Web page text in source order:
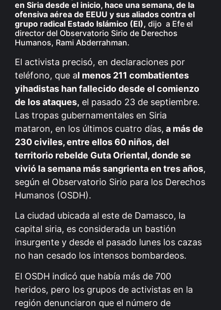
en Siria desde el inicio, hace una semana, de la
ofensiva aérea de EEUU y sus aliados contra el
grupo radical Estado Islámico (EI), dijo a Efe el
director del Observatorio Sirio de Derechos
Humanos, Rami Abderrahman.
El activista precisó, en declaraciones por
teléfono, que al menos 211 combatientes
yihadistas han fallecido desde el comienzo
de los ataques, el pasado 23 de septiembre.
Las tropas gubernamentales en Siria
mataron, en los últimos cuatro días, a más de
230 civiles, entre ellos 60 niños, del
territorio rebelde Guta Oriental, donde se
vivió la semana más sangrienta en tres años,
según el Observatorio Sirio para los Derechos
Humanos (OSDH).
La ciudad ubicada al este de Damasco, la
capital siria, es considerada un bastión
insurgente y desde el pasado lunes los cazas
no han cesado los intensos bombardeos.
El OSDH indicó que había más de 700
heridos, pero los grupos de activistas en la
región denunciaron que el número de